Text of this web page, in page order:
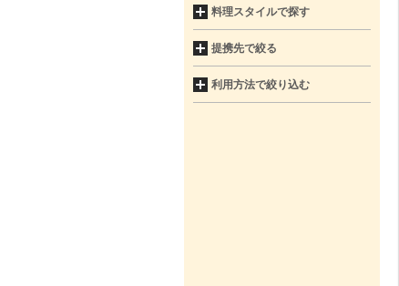
料理スタイルで探す
提携先で絞る
利用方法で絞り込む